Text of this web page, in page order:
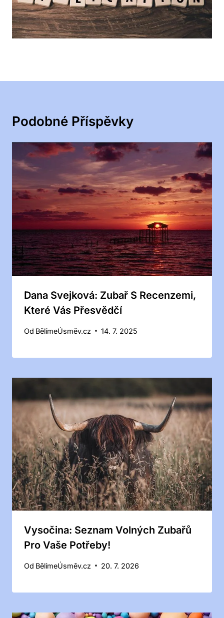
Podobné Příspěvky
Dana Svejková: Zubař S Recenzemi,
Které Vás Přesvědčí
Od BělímeÚsměv.cz 14. 7. 2025
Vysočina: Seznam Volných Zubařů
Pro Vaše Potřeby!
Od BělímeÚsměv.cz 20. 7. 2026